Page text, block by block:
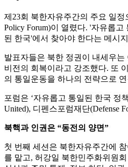
제23회 북한자유주간의 주요 일정
Policy Forum)이 열렸다. '자유롭
된 한국'에서 찾아야 한다는 메시
발표자들은 북한 정권이 내세우는
비전의 회복이라고 강조했다. 또
의 통일운동을 하나의 전략으로
포럼은 ‘자유롭고 통일된 한국 정
United), 디펜스포럼재단(Defense
북핵과 인권은 “동전의 양면”
첫 번째 세션은 북한자유주간에
를 맡고, 허강일 북한민주화위원